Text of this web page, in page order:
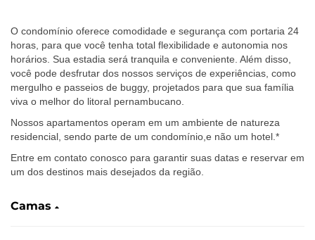
O condomínio oferece comodidade e segurança com portaria 24
horas, para que você tenha total flexibilidade e autonomia nos
horários. Sua estadia será tranquila e conveniente. Além disso,
você pode desfrutar dos nossos serviços de experiências, como
mergulho e passeios de buggy, projetados para que sua família
viva o melhor do litoral pernambucano.
Nossos apartamentos operam em um ambiente de natureza
residencial, sendo parte de um condomínio,e não um hotel.*
Entre em contato conosco para garantir suas datas e reservar em
um dos destinos mais desejados da região.
Camas